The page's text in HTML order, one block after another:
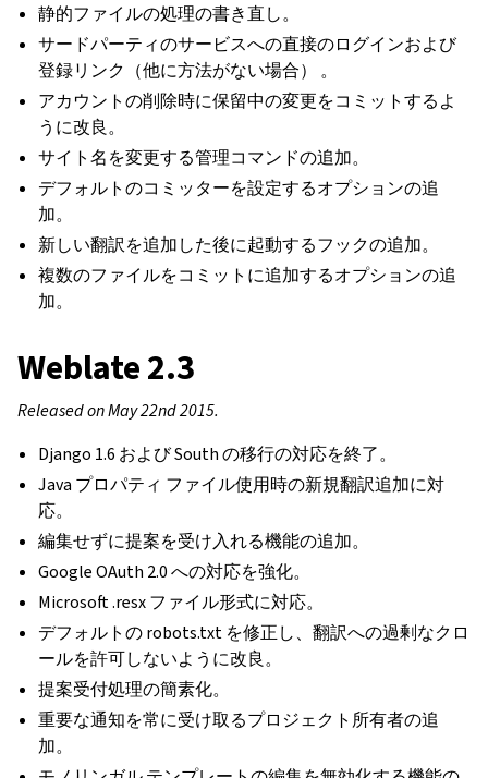
静的ファイルの処理の書き直し。
サードパーティのサービスへの直接のログインおよび
登録リンク（他に方法がない場合） 。
アカウントの削除時に保留中の変更をコミットするよ
うに改良。
サイト名を変更する管理コマンドの追加。
デフォルトのコミッターを設定するオプションの追
加。
新しい翻訳を追加した後に起動するフックの追加。
複数のファイルをコミットに追加するオプションの追
加。
Weblate 2.3
Released on May 22nd 2015.
Django 1.6 および South の移行の対応を終了。
Java プロパティ ファイル使用時の新規翻訳追加に対
応。
編集せずに提案を受け入れる機能の追加。
Google OAuth 2.0 への対応を強化。
Microsoft .resx ファイル形式に対応。
デフォルトの robots.txt を修正し、翻訳への過剰なクロ
ールを許可しないように改良。
提案受付処理の簡素化。
重要な通知を常に受け取るプロジェクト所有者の追
加。